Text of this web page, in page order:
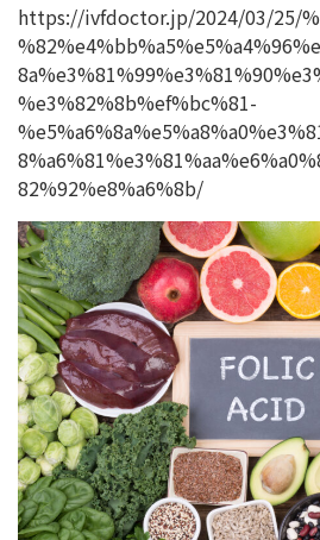
https://ivfdoctor.jp/2024/03/25/
%e3%82%8b%ef%bc%81-
82%92%e8%a6%8b/